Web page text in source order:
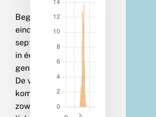
Begin juni-
eind
september
in één
generatie.
De vlinders
komen
zowel op